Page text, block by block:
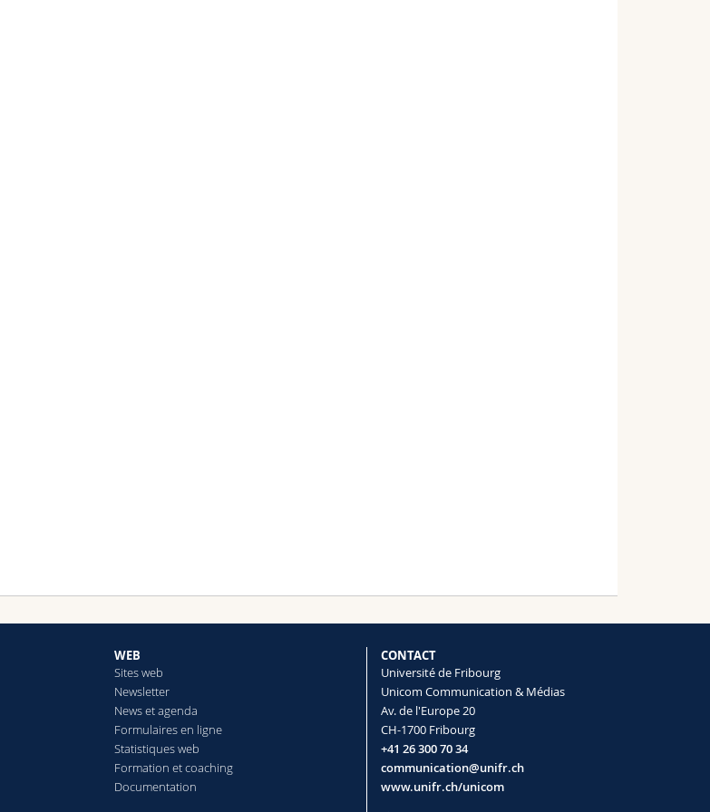
WEB
Sites web
Newsletter
News et agenda
Formulaires en ligne
Statistiques web
Formation et coaching
Documentation
CONTACT
Université de Fribourg
Unicom Communication & Médias
Av. de l'Europe 20
CH-1700 Fribourg
+41 26 300 70 34
communication@unifr.ch
www.unifr.ch/unicom